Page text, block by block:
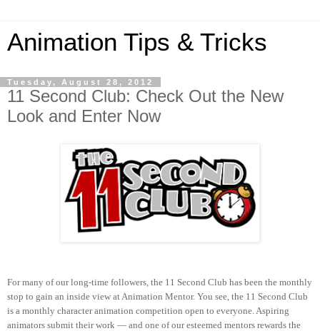
Animation Tips & Tricks
Tuesday, August 28, 2012
11 Second Club: Check Out the New
Look and Enter Now
For many of our long-time followers, the 11 Second Club has been the monthly
stop to gain an inside view at Animation Mentor. You see, the 11 Second Club
is a monthly character animation competition open to everyone. Aspiring
animators submit their work — and one of our esteemed mentors rewards the